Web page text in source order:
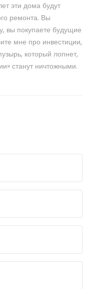
эти дома будут
ремонта. Вы
вы покупаете будущие
мне про инвестиции,
который лопнет,
станут ничтожными.